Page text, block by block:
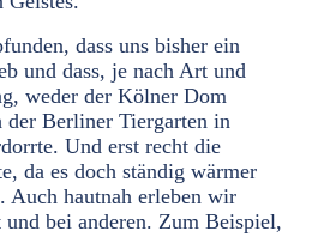
dass uns bisher ein
und dass, je nach Art und
weder der Kölner Dom
der Berliner Tiergarten in
Und erst recht die
da es doch ständig wärmer
Auch hautnah erleben wir
und bei anderen. Zum Beispiel,